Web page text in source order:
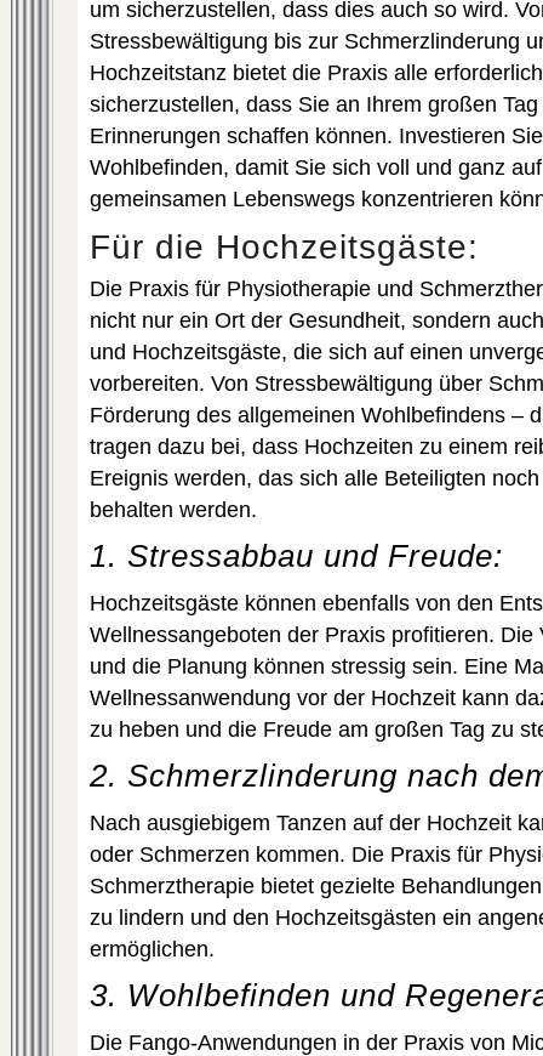
um sicherzustellen, dass dies auch so wird.
Stressbewältigung bis zur Schmerzlinderung
Hochzeitstanz bietet die Praxis alle
sicherzustellen, dass Sie an Ihrem großen
Erinnerungen schaffen können. Investieren
Wohlbefinden, damit Sie sich voll und ganz
gemeinsamen Lebenswegs konzentrieren
Für die Hochzeitsgäste:
Die Praxis für Physiotherapie und
nicht nur ein Ort der Gesundheit, sondern
und Hochzeitsgäste, die sich auf einen
vorbereiten. Von Stressbewältigung über
Förderung des allgemeinen Wohlbefindens –
tragen dazu bei, dass Hochzeiten zu einem
Ereignis werden, das sich alle Beteiligten
behalten werden.
1. Stressabbau und Freude:
Hochzeitsgäste können ebenfalls von den
Wellnessangeboten der Praxis profitieren. Die
und die Planung können stressig sein. Eine
Wellnessanwendung vor der Hochzeit kann
zu heben und die Freude am großen Tag zu
2. Schmerzlinderung nach
Nach ausgiebigem Tanzen auf der Hochzeit
oder Schmerzen kommen. Die Praxis für
Schmerztherapie bietet gezielte
zu lindern und den Hochzeitsgästen ein
ermöglichen.
3. Wohlbefinden und
Die Fango-Anwendungen in der Praxis von